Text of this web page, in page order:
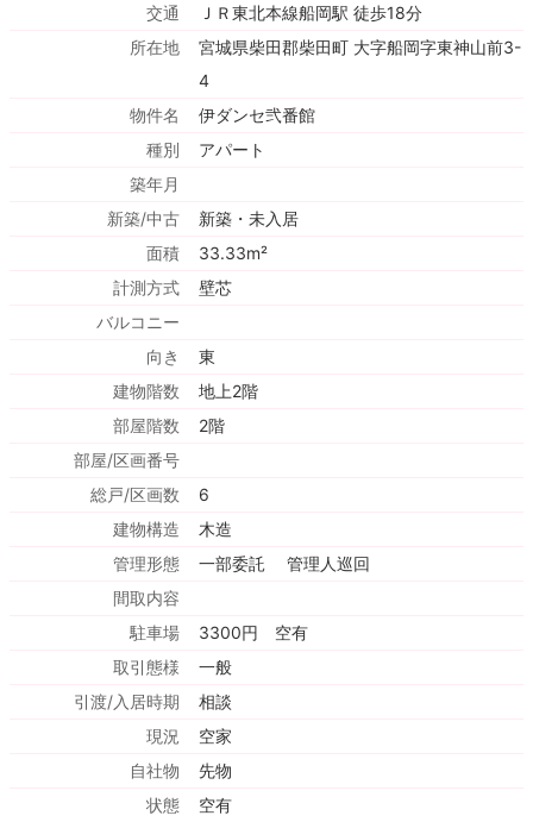
交通
ＪＲ東北本線船岡駅 徒歩18分
所在地
宮城県柴田郡柴田町 大字船岡字東神山前3-
4
物件名
伊ダンセ弐番館
種別
アパート
築年月
新築/中古
新築・未入居
面積
33.33m²
計測方式
壁芯
バルコニー
向き
東
建物階数
地上2階
部屋階数
2階
部屋/区画番号
総戸/区画数
6
建物構造
木造
管理形態
一部委託 管理人巡回
間取内容
駐車場
3300円 空有
取引態様
一般
引渡/入居時期
相談
現況
空家
自社物
先物
状態
空有